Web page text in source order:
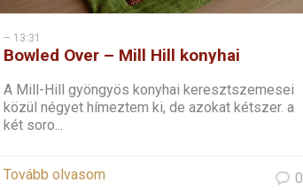
– 13:31
Bowled Over – Mill Hill konyhai
A Mill-Hill gyöngyös konyhai keresztszemesei
közül négyet hímeztem ki, de azokat kétszer. a
két soro...
Tovább olvasom 0